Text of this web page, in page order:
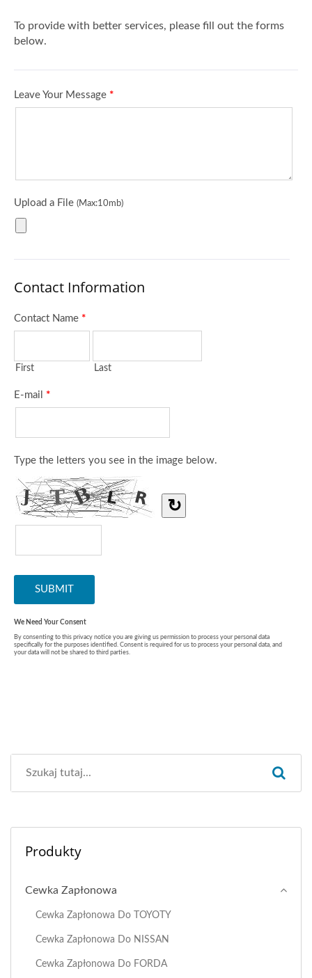
Produkty
Cewka Zapłonowa
Cewka Zapłonowa Do TOYOTY
Cewka Zapłonowa Do NISSAN
Cewka Zapłonowa Do FORDA